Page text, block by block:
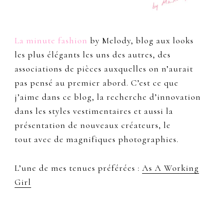
La minute fashion by Melody, blog aux looks
les plus élégants les uns des autres, des
associations de pièces auxquelles on n’aurait
pas pensé au premier abord. C’est ce que
j’aime dans ce blog, la recherche d’innovation
dans les styles vestimentaires et aussi la
présentation de nouveaux créateurs, le
tout avec de magnifiques photographies.
L’une de mes tenues préférées : As A Working
Girl